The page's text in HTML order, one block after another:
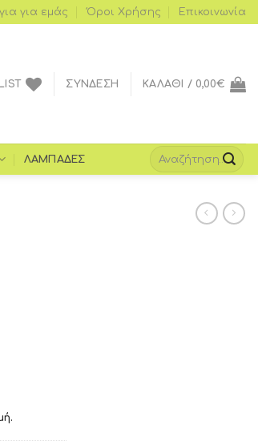
για εμάς Όροι Xρήσης Επικοινωνία
ΣΎΝΔΕΣΗ ΚΑΛΆΘΙ / 0,00€
ΛΑΜΠΆΔΕΣ